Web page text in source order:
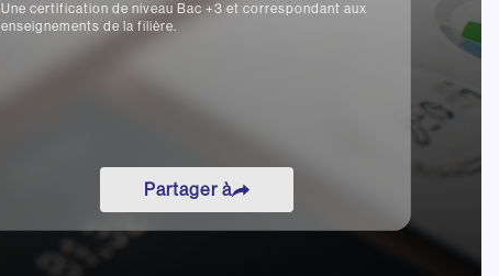
Une certification de niveau Bac +3 et correspondant aux
enseignements de la filière.
Partager à